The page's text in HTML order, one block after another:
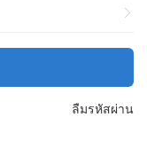
ลืมรหัสผ่าน